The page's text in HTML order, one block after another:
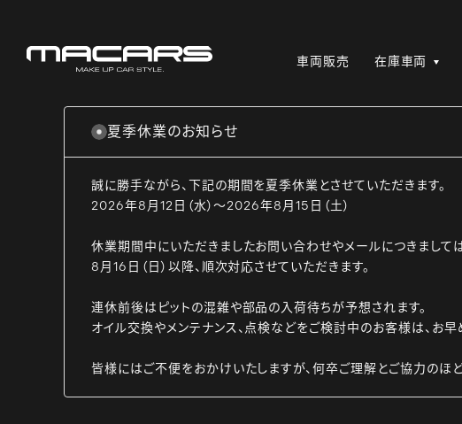
車両販売 在庫車両
夏季休業のお知らせ
誠に勝手ながら、下記の期間を夏季休業とさせていただきます。
2026年8月12日（水）～2026年8月15日（土）
休業期間中にいただきましたお問い合わせやメールにつきましては
8月16日（日）以降、順次対応させていただきます。
連休前後はピットの混雑や部品の入荷待ちが予想されます。
オイル交換やメンテナンス、点検などをご検討中のお客様は、お
皆様にはご不便をおかけいたしますが、何卒ご理解とご協力のほ